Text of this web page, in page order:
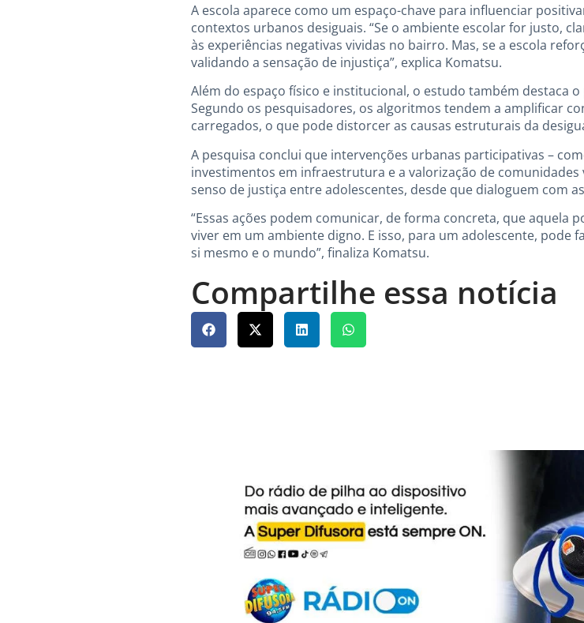
A escola aparece como um espaço-chave para influenciar
contextos urbanos desiguais. “Se o ambiente escolar for justo,
às experiências negativas vividas no bairro. Mas, se a escola
validando a sensação de injustiça”, explica Komatsu.
Além do espaço físico e institucional, o estudo também destaca
Segundo os pesquisadores, os algoritmos tendem a amplificar
carregados, o que pode distorcer as causas estruturais da
A pesquisa conclui que intervenções urbanas participativas –
investimentos em infraestrutura e a valorização de
senso de justiça entre adolescentes, desde que dialoguem com
“Essas ações podem comunicar, de forma concreta, que aquela
viver em um ambiente digno. E isso, para um adolescente, pode
si mesmo e o mundo”, finaliza Komatsu.
Compartilhe essa notícia